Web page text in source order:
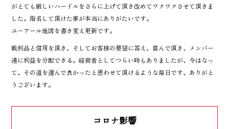
がとても厳しいハードルをさらに上げて頂き改めてワクワクさせて頂きま
した。指名して頂けた事が本当にありがたいです。
ユーアール地図を書き変え更新です。
戦利品と信用を頂き、そしてお客様の要望に答え、喜んで頂き、メンバー
達に利益を分配できる。経営者としてつらい時もありましたが、今はなっ
て、その道を選んで良かったと思わせて頂けるような毎日です、ありがと
うございます。
コロナ影響